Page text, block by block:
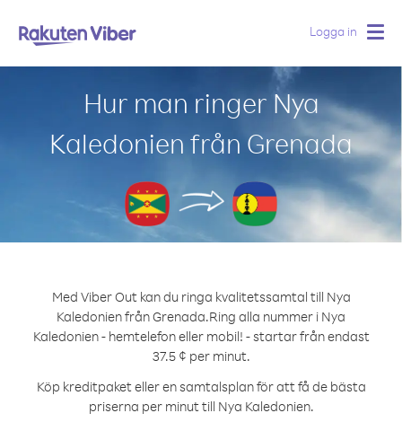
Logga in
Hur man ringer Nya
Kaledonien från Grenada
Med Viber Out kan du ringa kvalitetssamtal till Nya
Kaledonien från Grenada.Ring alla nummer i Nya
Kaledonien - hemtelefon eller mobil! - startar från endast
37.5 ¢ per minut.
Köp kreditpaket eller en samtalsplan för att få de bästa
priserna per minut till Nya Kaledonien.